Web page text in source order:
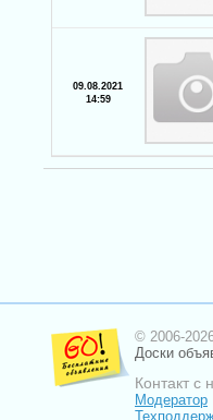
09.08.2021
14:59
© 2006-
Доски
Контакт с
Модератор